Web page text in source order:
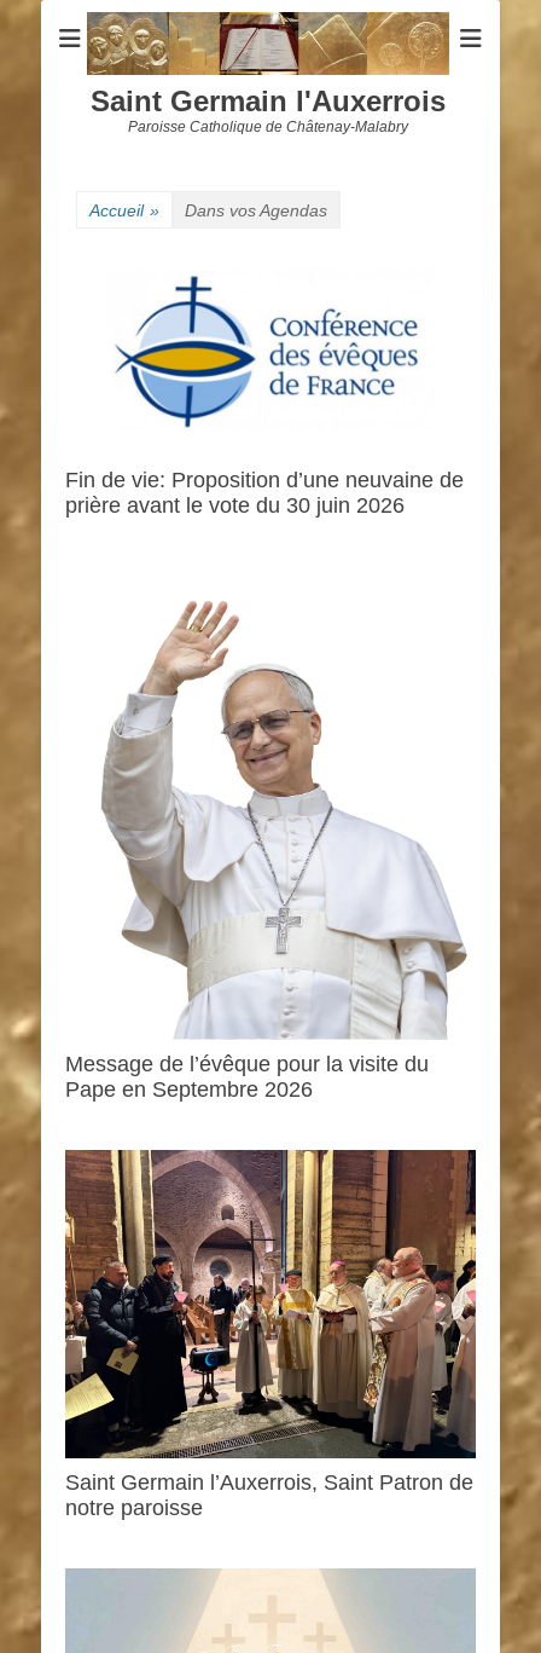
Saint Germain l'Auxerrois
Paroisse Catholique de Châtenay-Malabry
Accueil » Dans vos Agendas
Fin de vie: Proposition d’une neuvaine de
prière avant le vote du 30 juin 2026
Message de l’évêque pour la visite du
Pape en Septembre 2026
Saint Germain l’Auxerrois, Saint Patron de
notre paroisse